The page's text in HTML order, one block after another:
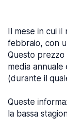
Il mese in cui
febbraio, con
Questo
media
(durante il
Queste
la bassa